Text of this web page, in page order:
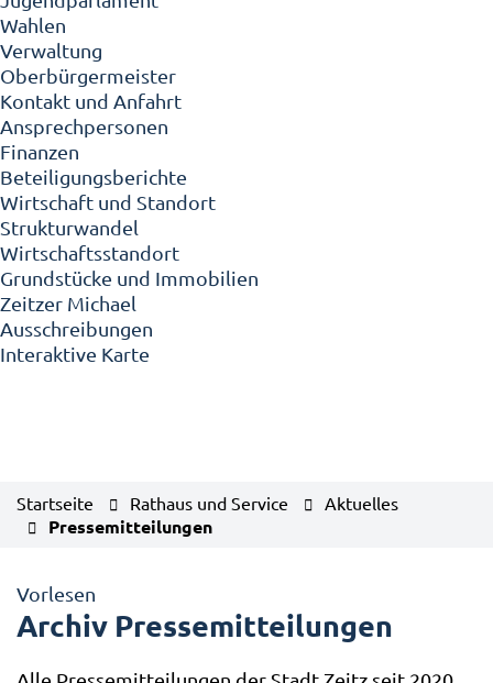
Wahlen
Verwaltung
Oberbürgermeister
Kontakt und Anfahrt
Ansprechpersonen
Finanzen
Beteiligungsberichte
Wirtschaft und Standort
Strukturwandel
Wirtschaftsstandort
Grundstücke und Immobilien
Zeitzer Michael
Ausschreibungen
Interaktive Karte
Startseite Rathaus und Service Aktuelles
Pressemitteilungen
Vorlesen
Archiv Pressemitteilungen